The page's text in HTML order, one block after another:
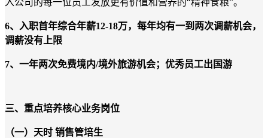
6、入职首年综合年薪12-18万， 每年均有一到两次调薪机会，
调薪没有上限
7、一年两次免费境内/境外旅游机会；优秀员工出国游
三、重点培养核心业务岗位
（一） 天时 销售管培生